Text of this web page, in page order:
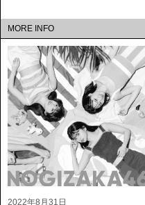
MORE INFO
2022年8月31日